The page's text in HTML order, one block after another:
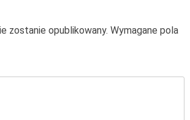
zostanie opublikowany. Wymagane pola